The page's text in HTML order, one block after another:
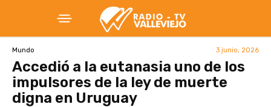
Mundo 3 junio, 2026
Accedió a la eutanasia uno de los
impulsores de la ley de muerte
digna en Uruguay